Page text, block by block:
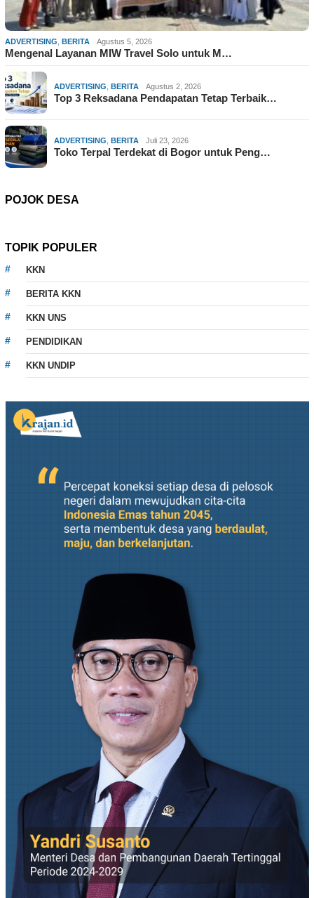
ADVERTISING, BERITA Agustus 5, 2026
Mengenal Layanan MIW Travel Solo untuk M…
ADVERTISING, BERITA Agustus 2, 2026
Top 3 Reksadana Pendapatan Tetap Terbaik…
ADVERTISING, BERITA Juli 23, 2026
Toko Terpal Terdekat di Bogor untuk Peng…
POJOK DESA
TOPIK POPULER
KKN
BERITA KKN
KKN UNS
PENDIDIKAN
KKN UNDIP